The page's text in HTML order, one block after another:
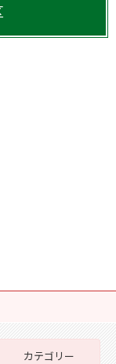
カテゴリー